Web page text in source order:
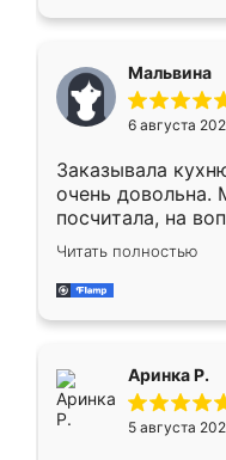
меньше, здесь же
Мне нравится
мебели буду
Мальвина
6 августа
Заказывала
очень довольна.
посчитала, на
Замерщик
делу со всей
за день, ребята
Читать полностью
Аринка Р.
5 августа